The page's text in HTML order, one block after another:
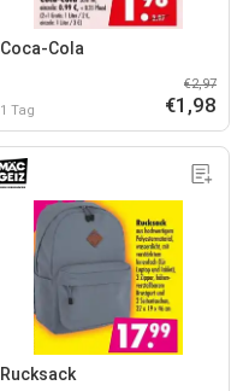
Coca-Cola
1 Tag
€2,97
€1,98
Rucksack